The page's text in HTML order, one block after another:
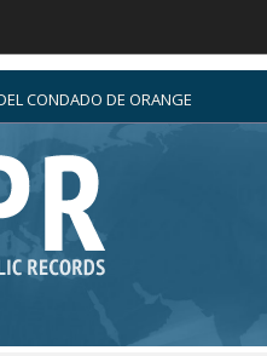
CONDADO DE ORANGE